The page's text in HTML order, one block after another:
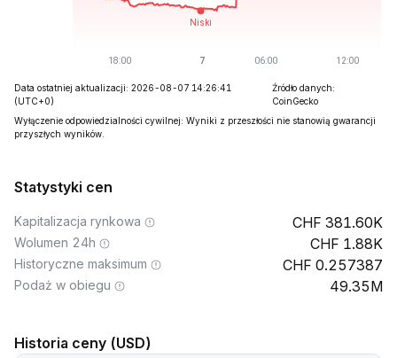
Data ostatniej aktualizacji: 2026-08-07 14:26:41
(UTC+0)
Źródło danych:
CoinGecko
Wyłączenie odpowiedzialności cywilnej: Wyniki z przeszłości nie stanowią gwarancji
przyszłych wyników.
Statystyki cen
Kapitalizacja rynkowa 381.60K
Wolumen 24h 1.88K
Historyczne maksimum 0.257387
Podaż w obiegu 49.35M
Historia ceny (USD)